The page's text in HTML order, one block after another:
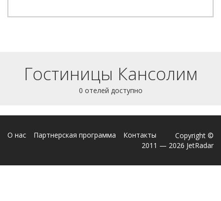
Гостиницы Кансолим
0 отелей доступно
О нас Партнерская программа Контакты
Copyright ©
2011 — 2026 JetRadar